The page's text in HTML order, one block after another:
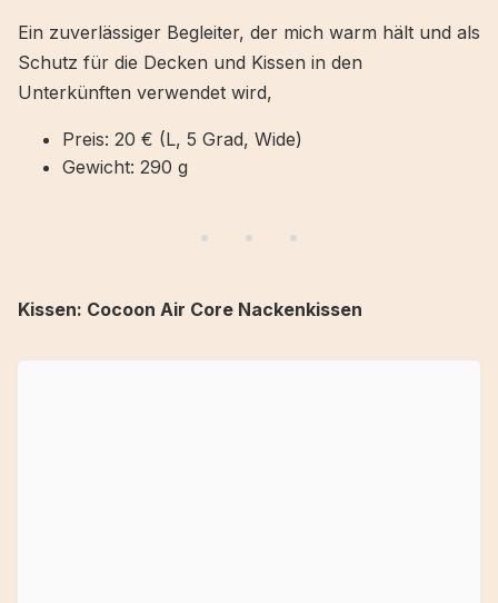
Ein zuverlässiger Begleiter, der mich warm hält und als
Schutz für die Decken und Kissen in den
Unterkünften verwendet wird,
Preis: 20 € (L, 5 Grad, Wide)
Gewicht: 290 g
Kissen: Cocoon Air Core Nackenkissen